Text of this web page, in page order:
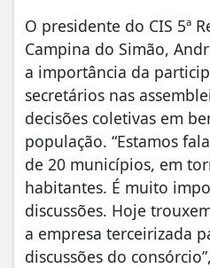
O presidente do CIS 5ª
Campina do Simão,
a importância da
secretários nas
decisões coletivas em
população. “Estamos
de 20 municípios, em
habitantes. É muito
discussões. Hoje
a empresa terceirizada
discussões do